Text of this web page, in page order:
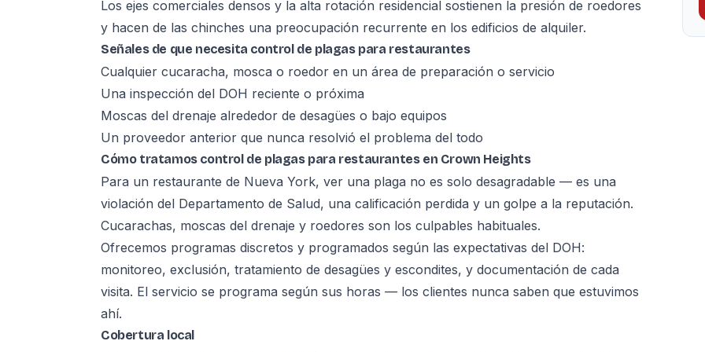
Los ejes comerciales densos y la alta rotación residencial sostienen la presión de roedores
y hacen de las chinches una preocupación recurrente en los edificios de alquiler.
Señales de que necesita control de plagas para restaurantes
Cualquier cucaracha, mosca o roedor en un área de preparación o servicio
Una inspección del DOH reciente o próxima
Moscas del drenaje alrededor de desagües o bajo equipos
Un proveedor anterior que nunca resolvió el problema del todo
Cómo tratamos control de plagas para restaurantes en Crown Heights
Para un restaurante de Nueva York, ver una plaga no es solo desagradable — es una
violación del Departamento de Salud, una calificación perdida y un golpe a la reputación.
Cucarachas, moscas del drenaje y roedores son los culpables habituales.
Ofrecemos programas discretos y programados según las expectativas del DOH:
monitoreo, exclusión, tratamiento de desagües y escondites, y documentación de cada
visita. El servicio se programa según sus horas — los clientes nunca saben que estuvimos
ahí.
Cobertura local